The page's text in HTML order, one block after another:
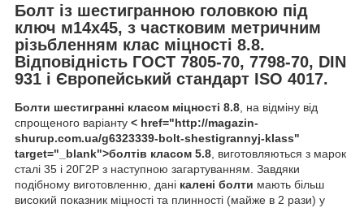
Болт із шестигранною головкою під
ключ м14х45, з частковим метричним
різьбленням клас міцності 8.8.
Відповідність ГОСТ 7805-70, 7798-70, DIN
931 і Європейський стандарт ISO 4017.
Болти шестигранні класом міцності 8.8, на відміну від
спрощеного варіанту < href="http://magazin-
shurup.com.ua/g6323339-bolt-shestigrannyj-klass"
target="_blank">болтів класом 5.8, виготовляються з марок
сталі 35 і 20Г2Р з наступною загартуванням. Завдяки
подібному виготовленню, дані калені болти мають більш
високий показник міцності та плинності (майже в 2 рази) у